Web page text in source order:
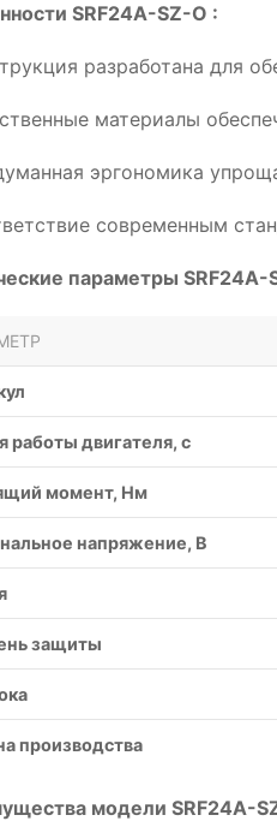
SRF24A-SZ-O :
разработана для
материалы
эргономика
современным
параметры SRF24A-
работы двигателя, с
момент, Нм
напряжение, В
защиты
производства
модели SRF24A-